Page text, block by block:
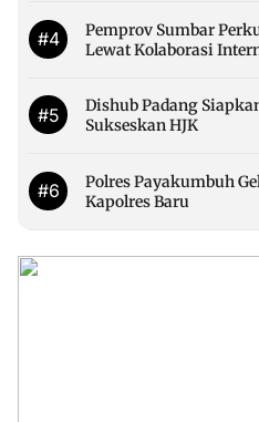
#4
Pemprov Sumbar
Lewat Kolaborasi
#5
Dishub Padang
Sukseskan HJK
#6
Polres Payakumbuh
Kapolres Baru